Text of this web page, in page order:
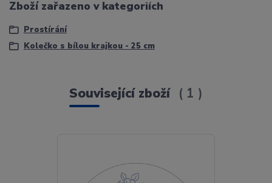
Zboží zařazeno v kategoriích
Prostírání
Kolečko s bílou krajkou - 25 cm
Související zboží 1